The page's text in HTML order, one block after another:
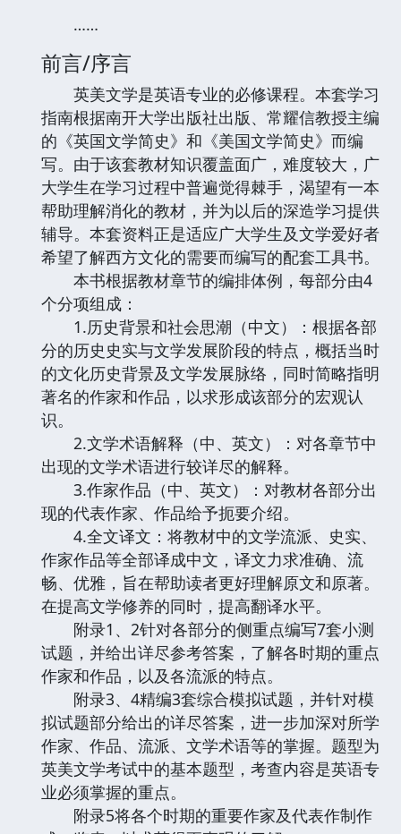
……
前言/序言
英美文学是英语专业的必修课程。本套学习
指南根据南开大学出版社出版、常耀信教授主编
的《英国文学简史》和《美国文学简史》而编
写。由于该套教材知识覆盖面广，难度较大，广
大学生在学习过程中普遍觉得棘手，渴望有一本
帮助理解消化的教材，并为以后的深造学习提供
辅导。本套资料正是适应广大学生及文学爱好者
希望了解西方文化的需要而编写的配套工具书。
本书根据教材章节的编排体例，每部分由4
个分项组成：
1.历史背景和社会思潮（中文）：根据各部
分的历史史实与文学发展阶段的特点，概括当时
的文化历史背景及文学发展脉络，同时简略指明
著名的作家和作品，以求形成该部分的宏观认
识。
2.文学术语解释（中、英文）：对各章节中
出现的文学术语进行较详尽的解释。
3.作家作品（中、英文）：对教材各部分出
现的代表作家、作品给予扼要介绍。
4.全文译文：将教材中的文学流派、史实、
作家作品等全部译成中文，译文力求准确、流
畅、优雅，旨在帮助读者更好理解原文和原著。
在提高文学修养的同时，提高翻译水平。
附录1、2针对各部分的侧重点编写7套小测
试题，并给出详尽参考答案，了解各时期的重点
作家和作品，以及各流派的特点。
附录3、4精编3套综合模拟试题，并针对模
拟试题部分给出的详尽答案，进一步加深对所学
作家、作品、流派、文学术语等的掌握。题型为
英美文学考试中的基本题型，考查内容是英语专
业必须掌握的重点。
附录5将各个时期的重要作家及代表作制作